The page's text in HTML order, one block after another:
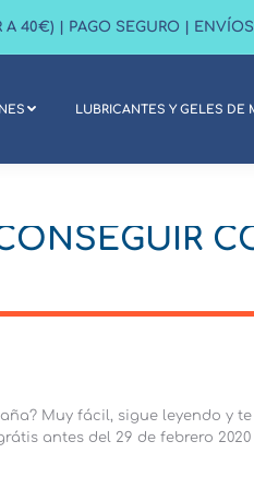
A 40€) | PAGO SEGURO |
LUBRICANTES Y GELES DE
Muy fácil, sigue leyendo y
antes del 29 de febrero 2020